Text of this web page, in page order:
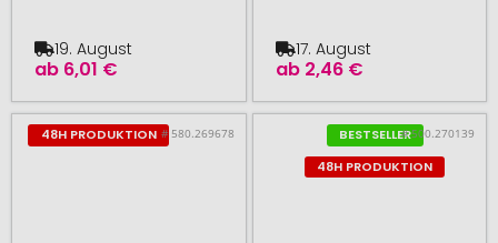
ab 6,01 €
19. August
ab 2,46 €
17. August
48H PRODUKTION # 580.269678
BESTSELLER
48H PRODUKTION
# 500.270139